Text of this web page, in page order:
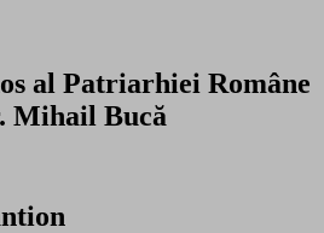
al Patriarhiei Române
Mihail Bucă